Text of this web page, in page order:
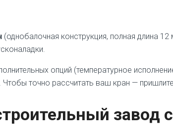
(однобалочная конструкция, полная длина
опций (температурное
точно рассчитать ваш кран —
завод